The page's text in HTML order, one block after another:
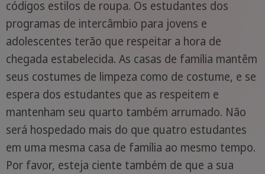
códigos estilos de roupa. Os estudantes dos
programas de intercâmbio para jovens e
adolescentes terão que respeitar a hora de
chegada estabelecida. As casas de família mantêm
seus costumes de limpeza como de costume, e se
espera dos estudantes que as respeitem e
mantenham seu quarto também arrumado. Não
será hospedado mais do que quatro estudantes
em uma mesma casa de família ao mesmo tempo.
Por favor, esteja ciente também de que a sua